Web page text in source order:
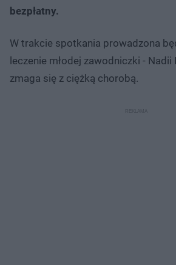
bezpłatny.
W trakcie spotkania prowadzona
leczenie młodej zawodniczki - Nadii
zmaga się z ciężką chorobą.